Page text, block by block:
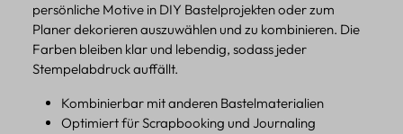
persönliche Motive in DIY Bastelprojekten oder zum
Planer dekorieren auszuwählen und zu kombinieren. Die
Farben bleiben klar und lebendig, sodass jeder
Stempelabdruck auffällt.
Kombinierbar mit anderen Bastelmaterialien
Optimiert für Scrapbooking und Journaling